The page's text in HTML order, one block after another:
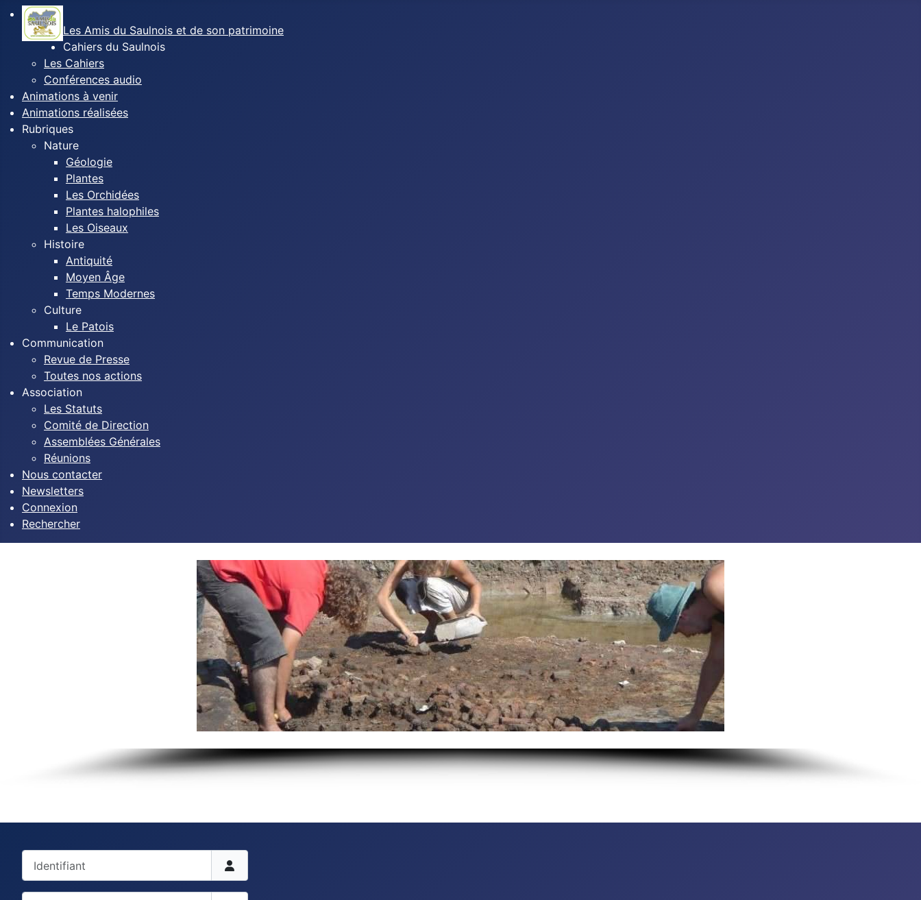
Les Amis du Saulnois et de son patrimoine
Cahiers du Saulnois
Les Cahiers
Conférences audio
Animations à venir
Animations réalisées
Rubriques
Nature
Géologie
Plantes
Les Orchidées
Plantes halophiles
Les Oiseaux
Histoire
Antiquité
Moyen Âge
Temps Modernes
Culture
Le Patois
Communication
Revue de Presse
Toutes nos actions
Association
Les Statuts
Comité de Direction
Assemblées Générales
Réunions
Nous contacter
Newsletters
Connexion
Rechercher